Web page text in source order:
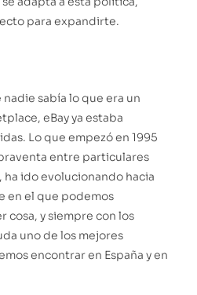
para expandirte.
sabía lo que era un
eBay ya estaba
Lo que empezó en 1995
entre particulares
ido evolucionando hacia
en el que podemos
cosa, y siempre con los
uno de los mejores
encontrar en España y en